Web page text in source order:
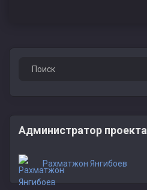
Администратор проекта
Рахматжон Янгибоев